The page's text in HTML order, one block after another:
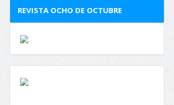
REVISTA OCHO DE OCTUBRE